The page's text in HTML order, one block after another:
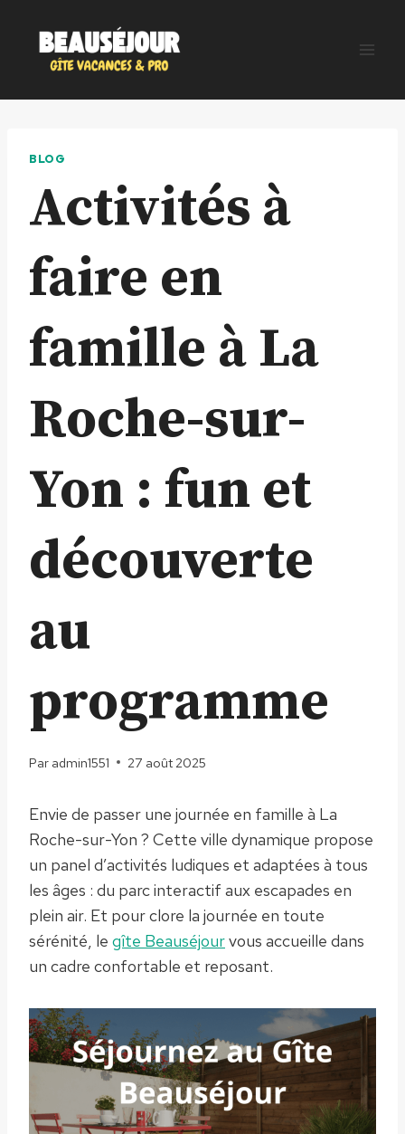
contenu
BLOG
Activités à
faire en
famille à La
Roche-sur-
Yon : fun et
découverte
au
programme
Par admin1551 27 août 2025
Envie de passer une journée en famille à La
Roche-sur-Yon ? Cette ville dynamique propose
un panel d’activités ludiques et adaptées à tous
les âges : du parc interactif aux escapades en
plein air. Et pour clore la journée en toute
sérénité, le gîte Beauséjourvous accueille dans
un cadre confortable et reposant.